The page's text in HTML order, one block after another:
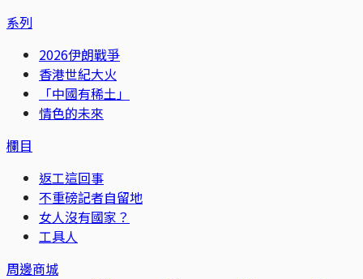
系列
2026伊朗戰爭
香港世紀大火
「中國有稀土」
情色的未來
欄目
返工這回事
不重磅記者自留地
女人沒有國家？
工具人
周邊商城